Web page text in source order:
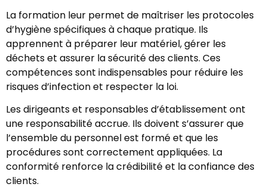
La formation leur permet de maîtriser les protocoles
d’hygiène spécifiques à chaque pratique. Ils
apprennent à préparer leur matériel, gérer les
déchets et assurer la sécurité des clients. Ces
compétences sont indispensables pour réduire les
risques d’infection et respecter la loi.
Les dirigeants et responsables d’établissement ont
une responsabilité accrue. Ils doivent s’assurer que
l’ensemble du personnel est formé et que les
procédures sont correctement appliquées. La
conformité renforce la crédibilité et la confiance des
clients.